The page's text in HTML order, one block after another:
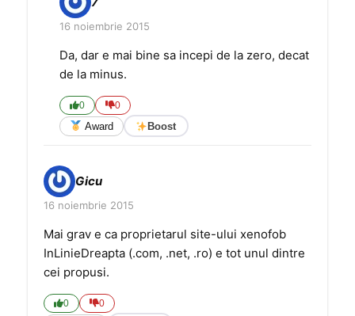
16 noiembrie 2015
Da, dar e mai bine sa incepi de la zero, decat
de la minus.
0 0
Award Boost
Gicu
16 noiembrie 2015
Mai grav e ca proprietarul site-ului xenofob
InLinieDreapta (.com, .net, .ro) e tot unul dintre
cei propusi.
0 0